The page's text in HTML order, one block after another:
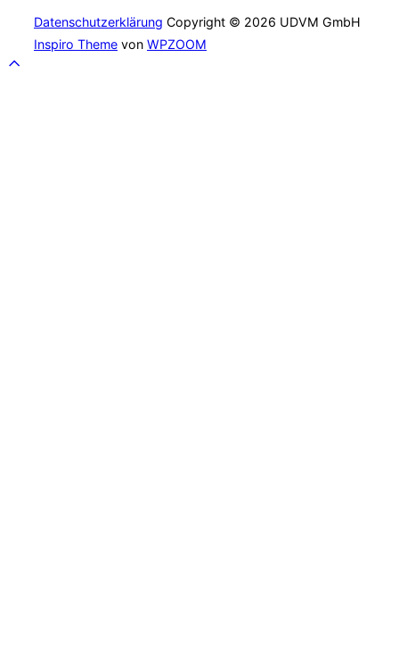
Datenschutzerklärung Copyright © 2026 UDVM GmbH
Inspiro Theme von WPZOOM